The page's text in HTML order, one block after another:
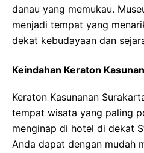
danau yang memukau.
menjadi tempat yang
dekat kebudayaan dan
Keindahan Keraton
Keraton Kasunanan
tempat wisata yang paling
menginap di hotel di dekat
Anda dapat dengan mudah